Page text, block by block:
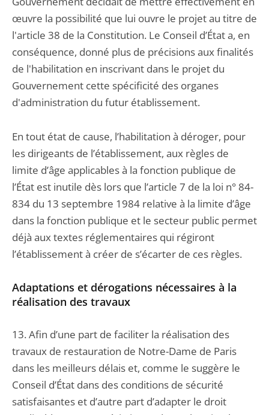
œuvre la possibilité que lui ouvre le projet au titre de
l'article 38 de la Constitution. Le Conseil d’État a, en
conséquence, donné plus de précisions aux finalités
de l'habilitation en inscrivant dans le projet du
Gouvernement cette spécificité des organes
d'administration du futur établissement.
En tout état de cause, l’habilitation à déroger, pour
les dirigeants de l’établissement, aux règles de
limite d’âge applicables à la fonction publique de
l’État est inutile dès lors que l’article 7 de la loi n° 84-
834 du 13 septembre 1984 relative à la limite d’âge
dans la fonction publique et le secteur public permet
déjà aux textes réglementaires qui régiront
l’établissement à créer de s’écarter de ces règles.
Adaptations et dérogations nécessaires à la
réalisation des travaux
13. Afin d’une part de faciliter la réalisation des
travaux de restauration de Notre-Dame de Paris
dans les meilleurs délais et, comme le suggère le
Conseil d’État dans des conditions de sécurité
satisfaisantes et d’autre part d’adapter le droit